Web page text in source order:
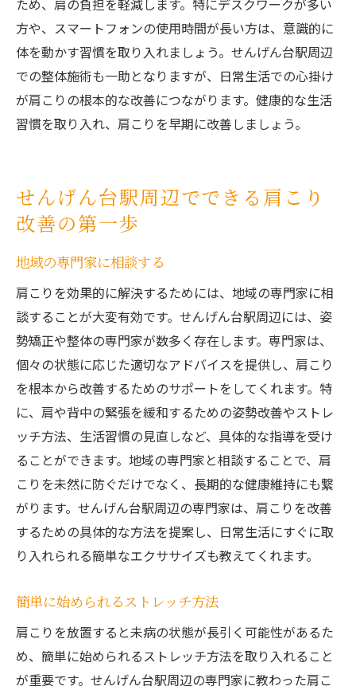
方や、スマートフォンの使用時間が長い方は、意識的に
体を動かす習慣を取り入れましょう。せんげん台駅周辺
での整体施術も一助となりますが、日常生活での心掛け
が肩こりの根本的な改善につながります。健康的な生活
習慣を取り入れ、肩こりを早期に改善しましょう。
せんげん台駅周辺でできる肩こり
改善の第一歩
地域の専門家に相談する
肩こりを効果的に解決するためには、地域の専門家に相
談することが大変有効です。せんげん台駅周辺には、姿
勢矯正や整体の専門家が数多く存在します。専門家は、
個々の状態に応じた適切なアドバイスを提供し、肩こり
を根本から改善するためのサポートをしてくれます。特
に、肩や背中の緊張を緩和するための姿勢改善やストレ
ッチ方法、生活習慣の見直しなど、具体的な指導を受け
ることができます。地域の専門家と相談することで、肩
こりを未然に防ぐだけでなく、長期的な健康維持にも繋
がります。せんげん台駅周辺の専門家は、肩こりを改善
するための具体的な方法を提案し、日常生活にすぐに取
り入れられる簡単なエクササイズも教えてくれます。
簡単に始められるストレッチ方法
肩こりを放置すると未病の状態が長引く可能性があるた
め、簡単に始められるストレッチ方法を取り入れること
が重要です。せんげん台駅周辺の専門家に教わった肩こ